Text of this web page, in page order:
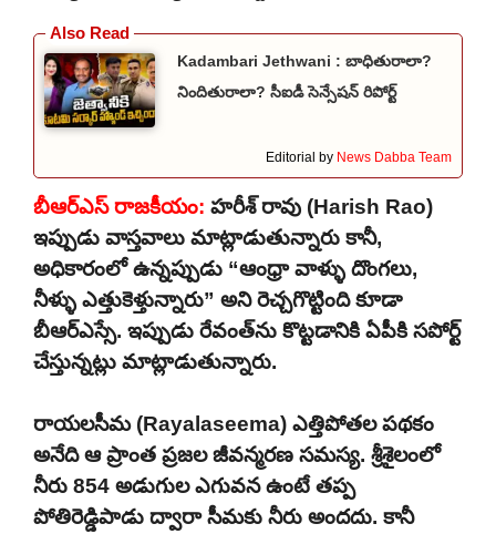
Kadambari Jethwani : బాధితురాలా?
నిందితురాలా? సీఐడీ సెన్సేషన్ రిపోర్ట్
Editorial by News Dabba Team
బీఆర్ఎస్ రాజకీయం: హరీశ్ రావు (Harish Rao)
ఇప్పుడు వాస్తవాలు మాట్లాడుతున్నారు కానీ,
అధికారంలో ఉన్నప్పుడు “ఆంధ్రా వాళ్ళు దొంగలు,
నీళ్ళు ఎత్తుకెళ్తున్నారు” అని రెచ్చగొట్టింది కూడా
బీఆర్ఎస్సే. ఇప్పుడు రేవంత్‌ను కొట్టడానికి ఏపీకి సపోర్ట్
చేస్తున్నట్లు మాట్లాడుతున్నారు.
రాయలసీమ (Rayalaseema) ఎత్తిపోతల పథకం
అనేది ఆ ప్రాంత ప్రజల జీవన్మరణ సమస్య. శ్రీశైలంలో
నీరు 854 అడుగుల ఎగువన ఉంటే తప్ప
పోతిరెడ్డిపాడు ద్వారా సీమకు నీరు అందదు. కానీ